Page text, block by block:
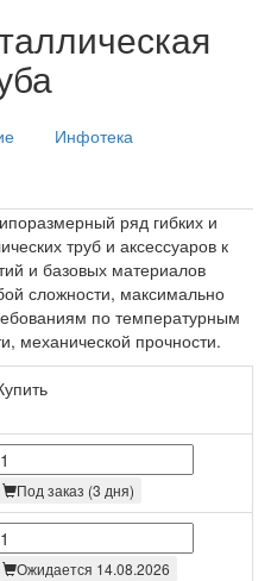
Инфотека
ряд гибких и
труб и аксессуаров к
и базовых материалов
сложности, максимально
по температурным
механической прочности.
Под заказ (3 дня)
Ожидается 14.08.2026